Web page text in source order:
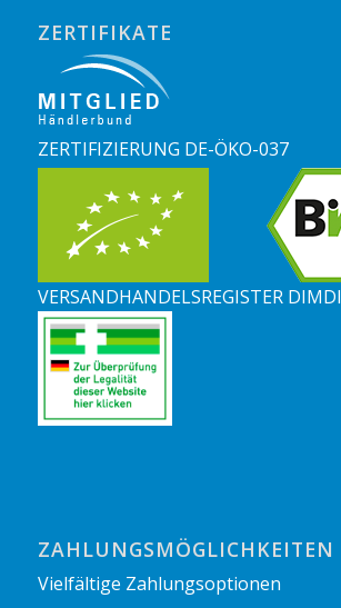
ZERTIFIKATE
ZERTIFIZIERUNG DE-ÖKO-037
VERSANDHANDELSREGISTER DIMDI
ZAHLUNGSMÖGLICHKEITEN
Vielfältige Zahlungsoptionen